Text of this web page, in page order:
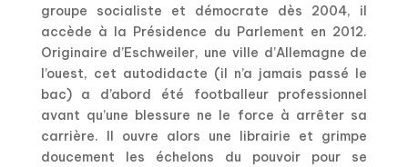
groupe socialiste et démocrate dès 2004, il
accède à la Présidence du Parlement en 2012.
Originaire d’Eschweiler, une ville d’Allemagne de
l’ouest, cet autodidacte (il n’a jamais passé le
bac) a d’abord été footballeur professionnel
avant qu’une blessure ne le force à arrêter sa
carrière. Il ouvre alors une librairie et grimpe
doucement les échelons du pouvoir pour se